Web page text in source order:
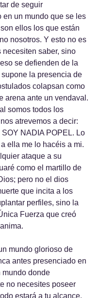
de seguir
en un mundo que se les
ellos los que están
nosotros. Y esto no es
necesiten saber, sino
se defienden de la
la presencia de
colapsan como
arena ante un vendaval.
somos todos los
atrevemos a decir:
NADIA POPEL. Lo
ella me lo hacéis a mi.
ataque a su
como el martillo de
pero no el dios
que incita a los
perfiles, sino la
Fuerza que creó
mundo glorioso de
antes presenciado en
mundo donde
no necesites poseer
estará a tu alcance.